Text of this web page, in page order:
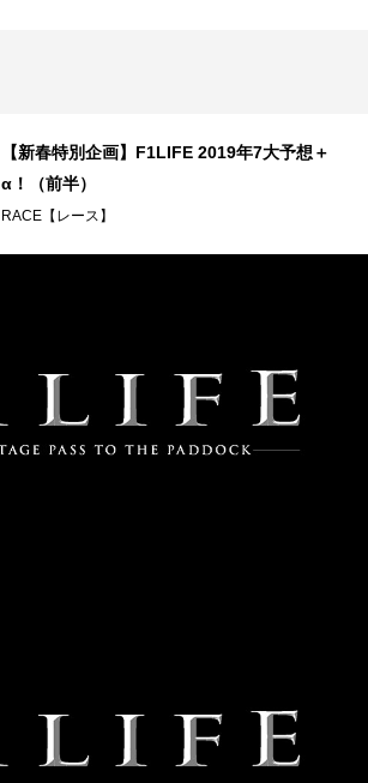
【新春特別企画】F1LIFE 2019年7大予想＋
α！（前半）
RACE【レース】